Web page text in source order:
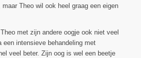
Theo wil ook heel graag een eigen
met zijn andere oogje ook niet veel
een intensieve behandeling met
veel beter. Zijn oog is wel een beetje